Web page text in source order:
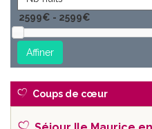
Coups de cœur